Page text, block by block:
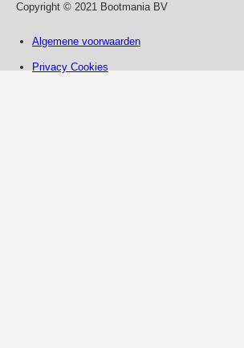
Copyright © 2021 Bootmania BV
Algemene voorwaarden
Privacy Cookies